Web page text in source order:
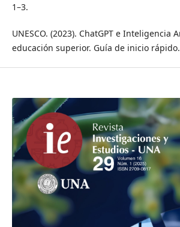
1–3.
UNESCO. (2023). ChatGPT e Inteligencia
educación superior. Guía de inicio rápido.